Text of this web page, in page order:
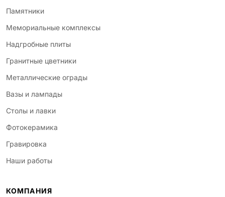
Памятники
Мемориальные комплексы
Надгробные плиты
Гранитные цветники
Металлические ограды
Вазы и лампады
Столы и лавки
Фотокерамика
Гравировка
Наши работы
КОМПАНИЯ